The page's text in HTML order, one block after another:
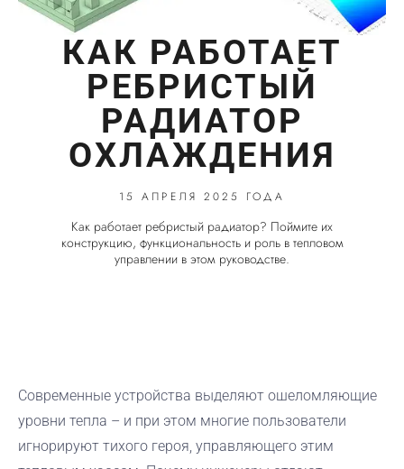
КАК РАБОТАЕТ
РЕБРИСТЫЙ
РАДИАТОР
ОХЛАЖДЕНИЯ
15 АПРЕЛЯ 2025 ГОДА
Как работает ребристый радиатор? Поймите их
конструкцию, функциональность и роль в тепловом
управлении в этом руководстве.
Современные устройства выделяют ошеломляющие
уровни тепла – и при этом многие пользователи
игнорируют тихого героя, управляющего этим